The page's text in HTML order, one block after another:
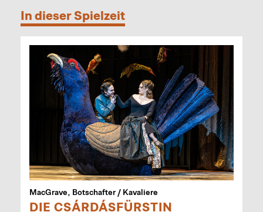
In dieser Spielzeit
MacGrave, Botschafter / Kavaliere
DIE CSÁRDÁSFÜRSTIN